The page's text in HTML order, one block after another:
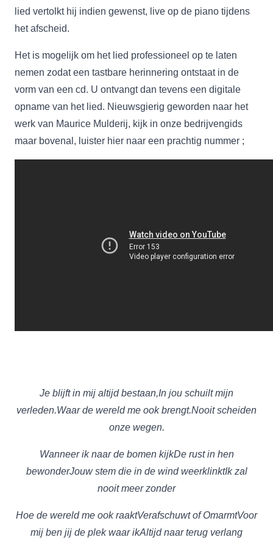
lied vertolkt hij indien gewenst, live op de piano tijdens
het afscheid.
Het is mogelijk om het lied professioneel op te laten
nemen zodat een tastbare herinnering ontstaat in de
vorm van een cd. U ontvangt dan tevens een digitale
opname van het lied. Nieuwsgierig geworden naar het
werk van Maurice Mulderij, kijk in onze bedrijvengids
maar bovenal, luister hier naar een prachtig nummer ;
Je blijft in mij altijd bestaan,In jou schuilt mijn
verleden.Waar de wereld me ook brengt.Nooit scheiden
onze wegen.
Wanneer ik naar de bomen kijkDe rust in hen
bewonderJouw stem die in de wind weerklinktIk zal
nooit meer zonder
Hoe de wereld me ook raaktVerafschuwt of OmarmtVoor
mij ben jij de plek waar ikAltijd naar terug verlang